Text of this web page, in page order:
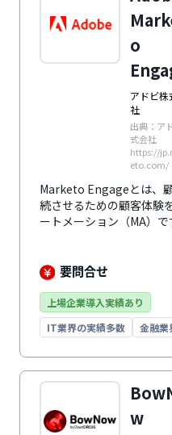
イン設計など豊富な機能
o
アドビ株
社
出典：ア
式会社
https://
eto.com/
Marketo Engageとは、
続させるための顧客体験
ートメーション（MA）
数があり、あらゆるビ
張性と柔軟なサービス連
要問合せ
上場企業導入実績あり
IT業界の実績多数
金融業
w